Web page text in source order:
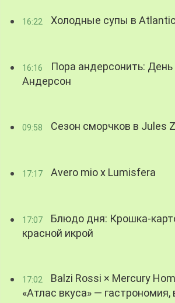
16:22 Холодные супы в
16:16
Пора андерсонить:
Андерсон
09:58 Сезон сморчков в Jules
17:17 Avero mio x Lumisfera
17:07
Блюдо дня: Крошка-
красной икрой
17:02
Balzi Rossi × Mercury
«Атлас вкуса» —